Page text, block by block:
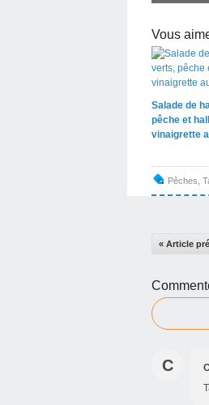
Vous
Salade de
pêche et
vinaigrette
Pêches
« Article
C